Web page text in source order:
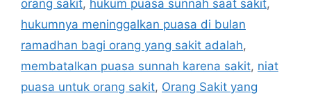
orang sakit, hukum puasa sunnah saat sakit,
hukumnya meninggalkan puasa di bulan
ramadhan bagi orang yang sakit adalah,
membatalkan puasa sunnah karena sakit, niat
puasa untuk orang sakit, Orang Sakit yang